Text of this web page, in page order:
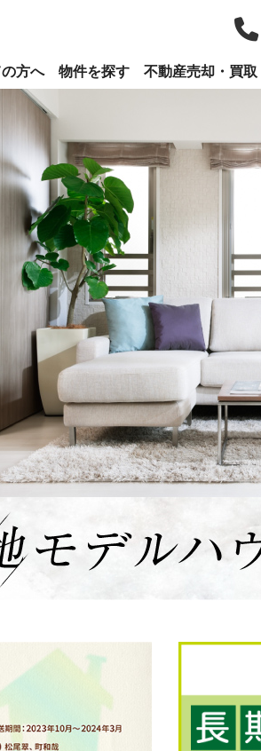
方へ 物件を探す 不動産売却・買取